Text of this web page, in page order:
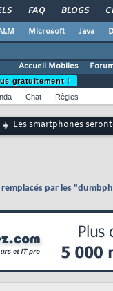
FAQ BLOGS
Microsoft Java
Accueil Mobiles
gratuitement !
Chat Règles
Les smartphones
par les